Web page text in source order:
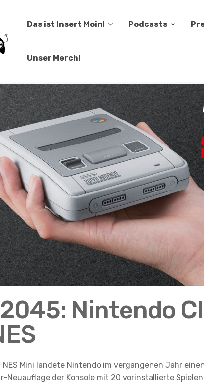
Das ist Insert Moin! Podcasts
Unser Merch!
Nintendo
NES Mini landete Nintendo im vergangenen Jahr
Neuauflage der Konsole mit 20 vorinstallierte